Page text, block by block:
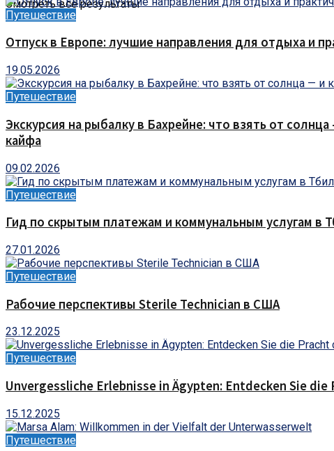
Смотреть все результаты
Путешествие
Отпуск в Европе: лучшие направления для отдыха и
19.05.2026
Путешествие
Экскурсия на рыбалку в Бахрейне: что взять от
кайфа
09.02.2026
Путешествие
Гид по скрытым платежам и коммунальным услугам в
27.01.2026
Путешествие
Рабочие перспективы Sterile Technician в США
23.12.2025
Путешествие
Unvergessliche Erlebnisse in Ägypten: Entdecken Sie
15.12.2025
Путешествие